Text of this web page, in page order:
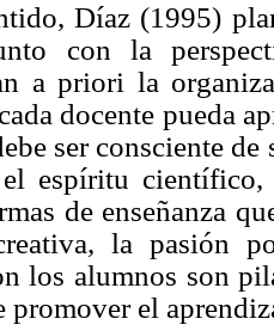
Díaz (1995)
con la
a priori la
docente pueda
ser consciente
espíritu científico,
de enseñanza
la pasión
los alumnos son
promover el